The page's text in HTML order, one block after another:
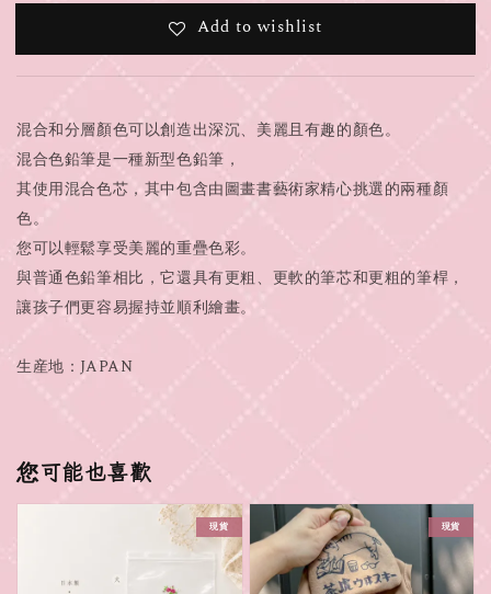
Add to wishlist
混合和分層顏色可以創造出深沉、美麗且有趣的顏色。
混合色鉛筆是一種新型色鉛筆，
其使用混合色芯，其中包含由圖畫書藝術家精心挑選的兩種顏
色。
您可以輕鬆享受美麗的重疊色彩。
與普通色鉛筆相比，它還具有更粗、更軟的筆芯和更粗的筆桿，
讓孩子們更容易握持並順利繪畫。
生産地：JAPAN
您可能也喜歡
現貨 現貨